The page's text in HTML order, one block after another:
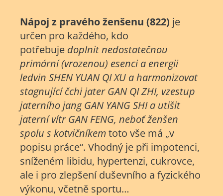
Nápoj z pravého ženšenu (822) je
určen pro každého, kdo
potřebuje doplnit nedostatečnou
primární (vrozenou) esenci a energii
ledvin SHEN YUAN QI XU a harmonizovat
stagnující čchi jater GAN QI ZHI, vzestup
jaterního jang GAN YANG SHI a utišit
jaterní vítr GAN FENG, neboť ženšen
spolu s kotvičníkemtoto vše má „v
popisu práce“. Vhodný je při impotenci,
sníženém libidu, hypertenzi, cukrovce,
ale i pro zlepšení duševního a fyzického
výkonu, včetně sportu…